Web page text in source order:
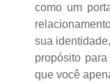
como um
sua
propósito
que você